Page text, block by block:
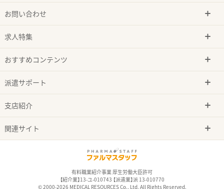
お問い合わせ
求人特集
おすすめコンテンツ
派遣サポート
支店紹介
関連サイト
有料職業紹介事業 厚生労働大臣許可
【紹介業】13-ユ-010743 【派遣業】派 13-010770
© 2000-2026 MEDICAL RESOURCES Co., Ltd. All Rights Reserved.